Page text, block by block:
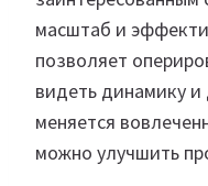
масштаб и
позволяет
видеть динамику
меняется
можно улучшить